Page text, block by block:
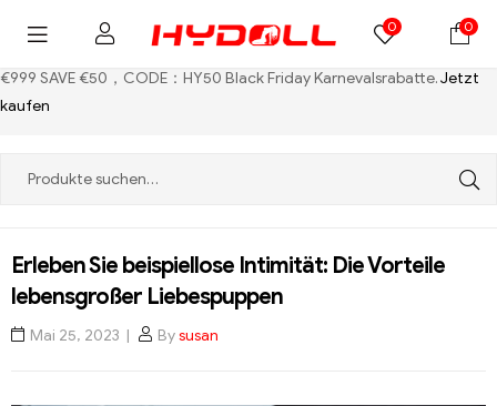
€999 SAVE €50，CODE：HY50 Black Friday Karnevalsrabatte.Jetzt
kaufen
0 0
Erleben Sie beispiellose Intimität: Die Vorteile
lebensgroßer Liebespuppen
Mai 25, 2023 Bysusan